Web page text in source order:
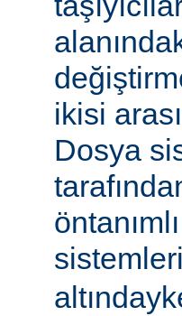
ikisi
Dosya